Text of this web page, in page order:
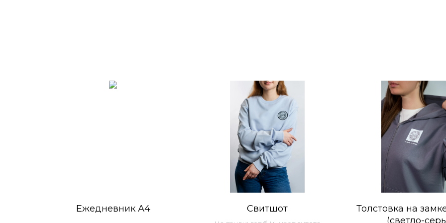
Ежедневник А4 Свитшот
Толстовка на
(светло-